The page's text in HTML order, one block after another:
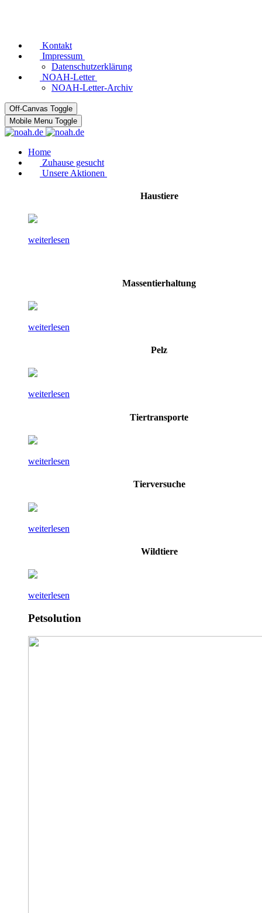
Kontakt
Impressum
Datenschutzerklärung
NOAH-Letter
NOAH-Letter-Archiv
Off-Canvas Toggle
Mobile Menu Toggle
Home
Zuhause gesucht
Unsere Aktionen
Haustiere
weiterlesen
Massentierhaltung
weiterlesen
Pelz
weiterlesen
Tiertransporte
weiterlesen
Tierversuche
weiterlesen
Wildtiere
weiterlesen
Petsolution